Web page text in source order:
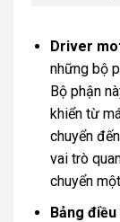
Driver
những bộ
Bộ phận
khiển từ
chuyển
vai trò
chuyển
Bảng